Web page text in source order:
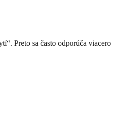
Preto sa často odporúča viacero